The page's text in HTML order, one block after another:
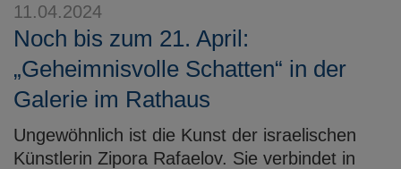
11.04.2024
Noch bis zum 21. April:
„Geheimnisvolle Schatten“ in der
Galerie im Rathaus
Ungewöhnlich ist die Kunst der israelischen
Künstlerin Zipora Rafaelov. Sie verbindet in